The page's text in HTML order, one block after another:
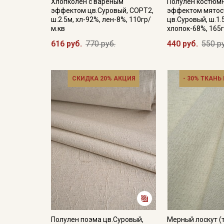
эффектом цв.Суровый, СОРТ2,
ш.2.5м, хл-92%, лен-8%, 110гр/
м.кв
616 руб. 770 руб.
эффектом
цв.Суровый,
хлопок-68%,
440 руб. 550
СКИДКА 20% АКЦИЯ
Полулен поэма цв.Суровый,
- 30%
Мерный лоскут